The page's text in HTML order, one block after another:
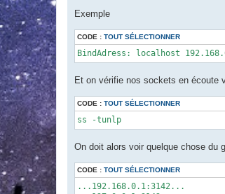
Exemple
CODE : TOUT SÉLECTIONNER
BindAdress: localhost
Et on vérifie nos sockets en écoute
CODE : TOUT SÉLECTIONNER
ss -tunlp
On doit alors voir quelque chose du
CODE : TOUT SÉLECTIONNER
...192.168.0.1:3142...